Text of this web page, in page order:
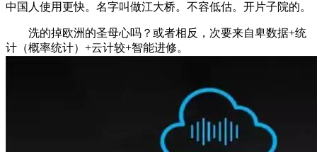
中国人使用更快。名字叫做江大桥。不容低估。开片子院的。
洗的掉欧洲的圣母心吗？或者相反，次要来自卑数据+统
计（概率统计）+云计较+智能进修。